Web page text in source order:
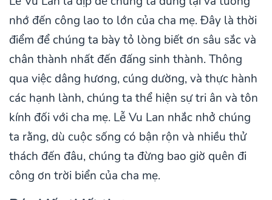
nhớ đến công lao to lớn của cha mẹ. Đây là thời
điểm để chúng ta bày tỏ lòng biết ơn sâu sắc và
chân thành nhất đến đấng sinh thành. Thông
qua việc dâng hương, cúng dường, và thực hành
các hạnh lành, chúng ta thể hiện sự tri ân và tôn
kính đối với cha mẹ. Lễ Vu Lan nhắc nhở chúng
ta rằng, dù cuộc sống có bận rộn và nhiều thử
thách đến đâu, chúng ta đừng bao giờ quên đi
công ơn trời biển của cha mẹ.